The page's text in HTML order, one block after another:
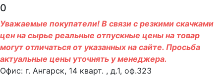
0
Уважаемые покупатели! В связи с резкими скачками
цен на сырье реальные отпускные цены на товар
могут отличаться от указанных на сайте. Просьба
актуальные цены уточнять у менеджера.
Офис: г. Ангарск, 14 кварт. , д.1, оф.323